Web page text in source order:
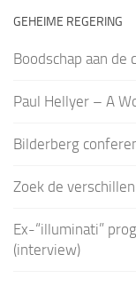
GEHEIME REGERING
Boodschap aan de
Paul Hellyer – A
Bilderberg
Zoek de
Ex-“illuminati”
(interview)